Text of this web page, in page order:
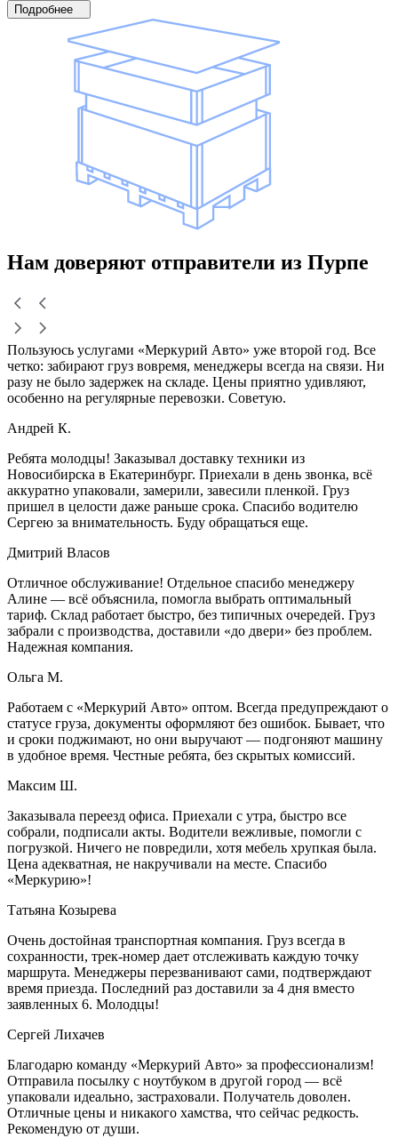
Подробнее
Нам доверяют отправители из Пурпе
Пользуюсь услугами «Меркурий Авто» уже второй год. Все
четко: забирают груз вовремя, менеджеры всегда на связи. Ни
разу не было задержек на складе. Цены приятно удивляют,
особенно на регулярные перевозки. Советую.
Андрей К.
Ребята молодцы! Заказывал доставку техники из
Новосибирска в Екатеринбург. Приехали в день звонка, всё
аккуратно упаковали, замерили, завесили пленкой. Груз
пришел в целости даже раньше срока. Спасибо водителю
Сергею за внимательность. Буду обращаться еще.
Дмитрий Власов
Отличное обслуживание! Отдельное спасибо менеджеру
Алине — всё объяснила, помогла выбрать оптимальный
тариф. Склад работает быстро, без типичных очередей. Груз
забрали с производства, доставили «до двери» без проблем.
Надежная компания.
Ольга М.
Работаем с «Меркурий Авто» оптом. Всегда предупреждают о
статусе груза, документы оформляют без ошибок. Бывает, что
и сроки поджимают, но они выручают — подгоняют машину
в удобное время. Честные ребята, без скрытых комиссий.
Максим Ш.
Заказывала переезд офиса. Приехали с утра, быстро все
собрали, подписали акты. Водители вежливые, помогли с
погрузкой. Ничего не повредили, хотя мебель хрупкая была.
Цена адекватная, не накручивали на месте. Спасибо
«Меркурию»!
Татьяна Козырева
Очень достойная транспортная компания. Груз всегда в
сохранности, трек-номер дает отслеживать каждую точку
маршрута. Менеджеры перезванивают сами, подтверждают
время приезда. Последний раз доставили за 4 дня вместо
заявленных 6. Молодцы!
Сергей Лихачев
Благодарю команду «Меркурий Авто» за профессионализм!
Отправила посылку с ноутбуком в другой город — всё
упаковали идеально, застраховали. Получатель доволен.
Отличные цены и никакого хамства, что сейчас редкость.
Рекомендую от души.